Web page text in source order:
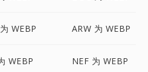
WEBP ARW 为 WEBP
WEBP NEF 为 WEBP